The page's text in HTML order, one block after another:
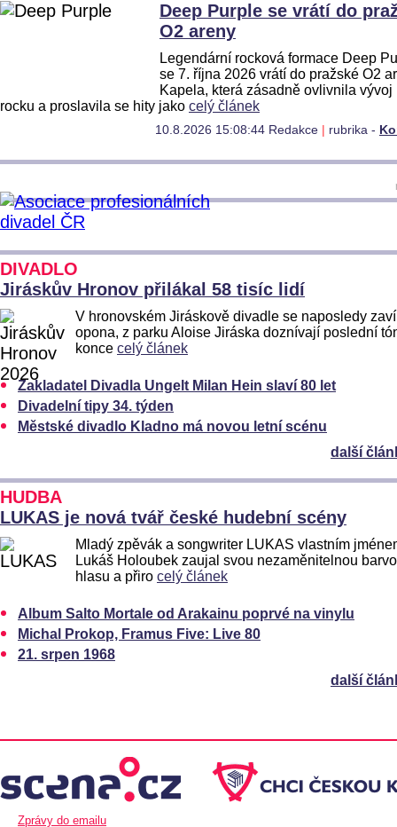
Deep Purple se vrátí do
O2 areny
Legendární rocková formace Deep
se 7. října 2026 vrátí do pražské O2
Kapela, která zásadně ovlivnila vývoj
rocku a proslavila se hity jako celý článek
10.8.2026 15:08:44 Redakce rubrika -
DIVADLO
Jiráskův Hronov přilákal 58 tisíc lidí
V hronovském Jiráskově divadle se naposledy
opona, z parku Aloise Jiráska doznívají poslední
konce celý článek
Zakladatel Divadla Ungelt Milan Hein slaví 80 let
Divadelní tipy 34. týden
Městské divadlo Kladno má novou letní scénu
další
HUDBA
LUKAS je nová tvář české hudební scény
Mladý zpěvák a songwriter LUKAS vlastním
Lukáš Holoubek zaujal svou nezaměnitelnou
hlasu a přiro celý článek
Album Salto Mortale od Arakainu poprvé na vinylu
Michal Prokop, Framus Five: Live 80
21. srpen 1968
další
Zprávy do emailu